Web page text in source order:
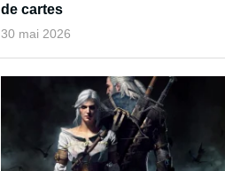
de cartes
30 mai 2026